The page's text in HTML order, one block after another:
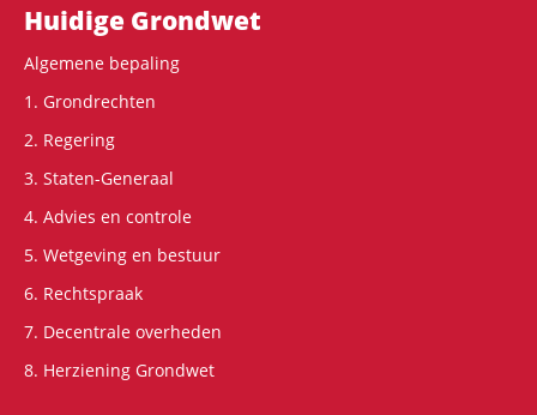
Hoofdnavigatie
Huidige Grondwet
Algemene bepaling
1. Grondrechten
2. Regering
3. Staten-Generaal
4. Advies en controle
5. Wetgeving en bestuur
6. Rechtspraak
7. Decentrale overheden
8. Herziening Grondwet